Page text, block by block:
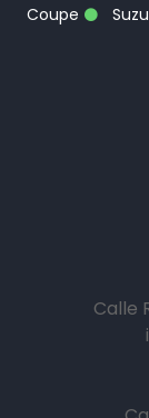
Coupe
Calle